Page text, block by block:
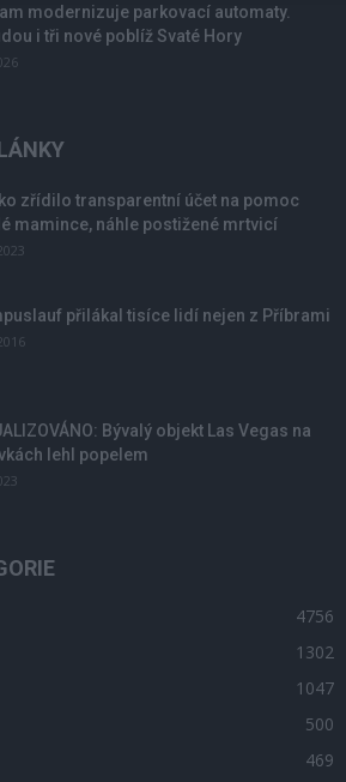
modernizuje parkovací automaty.
i tři nové poblíž Svaté Hory
zřídilo transparentní účet na pomoc
mamince, náhle postižené mrtvicí
přilákal tisíce lidí nejen z Příbrami
Bývalý objekt Las Vegas na
lehl popelem
4756
1302
1047
500
469